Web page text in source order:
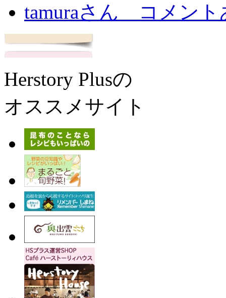
tamuraさん コメント
Herstory Plusの
オススメサイト